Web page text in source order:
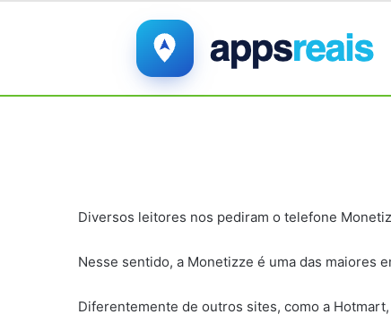
Diversos leitores nos pediram o telefone
Nesse sentido, a Monetizze é uma das maiores
Diferentemente de outros sites, como a